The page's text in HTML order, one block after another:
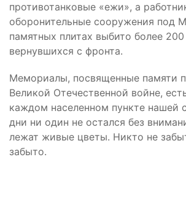
противотанковые «ежи», а
оборонительные сооружения под
памятных плитах выбито более
вернувшихся с фронта.
Мемориалы, посвященные памяти
Великой Отечественной войне,
каждом населенном пункте нашей
дни ни один не остался без
лежат живые цветы. Никто не
забыто.